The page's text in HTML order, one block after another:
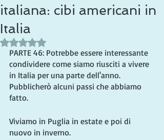
italiana: cibi americani in
Italia
Valutazione NaN stelle su 5.
PARTE 46: Potrebbe essere interessante
condividere come siamo riusciti a vivere
in Italia per una parte dell'anno.
Pubblicherò alcuni passi che abbiamo
fatto.
Viviamo in Puglia in estate e poi di
nuovo in inverno.